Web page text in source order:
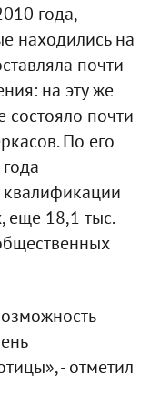
года,
находились на
почти
на эту же
состояло почти
По его
еще 18,1 тыс.
- отметил